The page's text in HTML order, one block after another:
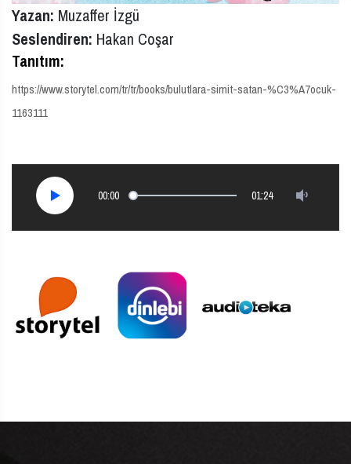
Yazan: Muzaffer İzgü
Seslendiren: Hakan Coşar
Tanıtım:
https://www.storytel.com/tr/tr/books/bulutlara-simit-satan-%C3%A7ocuk-
1163111
00:00 01:24